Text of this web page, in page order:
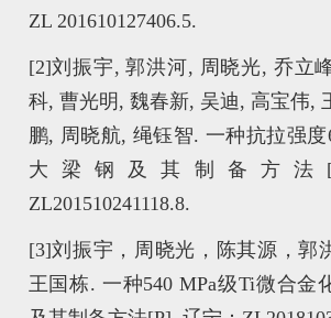
ZL 201610127406.5.
[2]刘振宇, 郭洪河, 周晓光, 乔立
科, 曹光明, 魏春新, 吴迪, 高宝伟,
鹏, 周晓航, 绳钰智. 一种抗拉强度
大梁钢及其制备方法
ZL201510241118.8.
[3]刘振宇，周晓光，陈其源，郭
王国栋. 一种540 MPa级Ti微合金